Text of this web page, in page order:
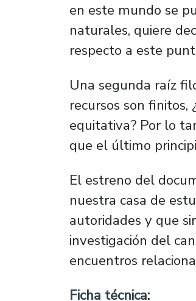
en este mundo se
naturales, quiere
respecto a este
Una segunda raíz
recursos son finitos,
equitativa? Por lo
que el último
El estreno del
nuestra casa de
autoridades y que
investigación del
encuentros
Ficha técnica: